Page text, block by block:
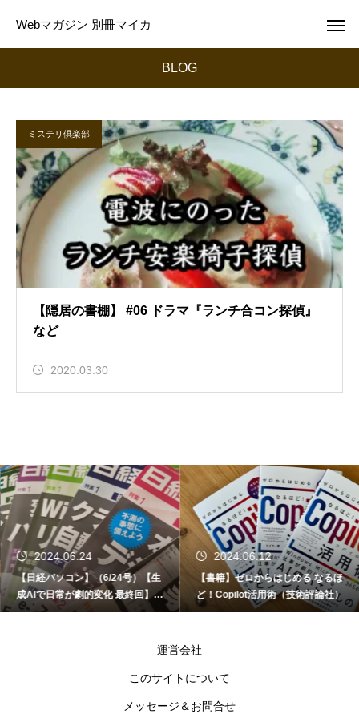
Webマガジン 別冊マイカ
BLOG
ミステリ倶楽部
【隠居の書棚】 #06 ドラマ『ランチ合コン探偵』
など
2020.03.30
2024.06.24
【日経パソコン】（6/24号）【生
成AIで日常が劇的変化 最終回】 A
I時代のアプリケーション／サービ
2024.06.12
【書籍】ゼロからはじめる なるほ
ど！Copilot活用術（技術評論社）
運営会社
このサイトについて
メッセージ＆お問合せ